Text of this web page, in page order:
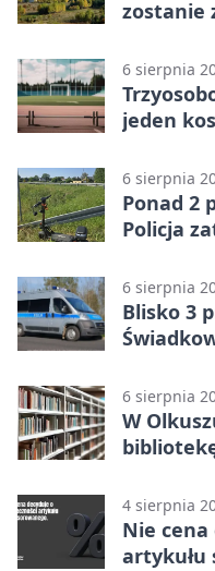
zostanie
6 sierpnia
jeden
6 sierpnia
Ponad 2
Policja
6 sierpnia
Blisko 3
6 sierpnia
W
4 sierpnia
Nie cena
artykułu